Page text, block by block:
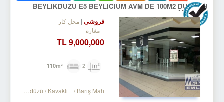
BEYLİKDÜZÜ E5 BEYLİCİUM AVM DE 100M2 DÜKKAN
MAĞAZA
فروشی محل کار
مغازه
9,000,000 TL
2
/ Kavaklı / Barış Mah.